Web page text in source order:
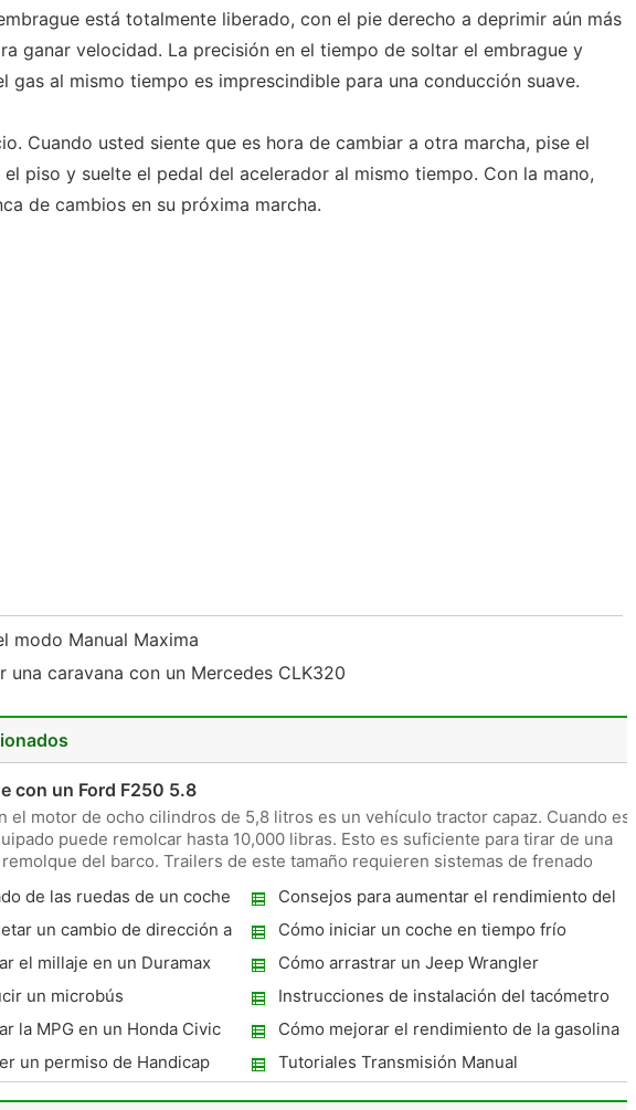
está totalmente liberado, con el pie derecho a deprimir aún más
ganar velocidad. La precisión en el tiempo de soltar el embrague y
gas al mismo tiempo es imprescindible para una conducción suave.
Cuando usted siente que es hora de cambiar a otra marcha, pise el
el piso y suelte el pedal del acelerador al mismo tiempo. Con la mano,
de cambios en su próxima marcha.
modo Manual Maxima
una caravana con un Mercedes CLK320
con un Ford F250 5.8
el motor de ocho cilindros de 5,8 litros es un vehículo tractor capaz. Cuando está
puede remolcar hasta 10,000 libras. Esto es suficiente para tirar de una
del barco. Trailers de este tamaño requieren sistemas de frenado
de las ruedas de un coche
Consejos para aumentar el rendimiento del
combustible en un Honda Odyssey
un cambio de dirección a
Cómo iniciar un coche en tiempo frío
el millaje en un Duramax
Cómo arrastrar un Jeep Wrangler
un microbús
Instrucciones de instalación del tacómetro
la MPG en un Honda Civic
Cómo mejorar el rendimiento de la gasolina
en una Xterra
un permiso de Handicap Tutoriales Transmisión Manual